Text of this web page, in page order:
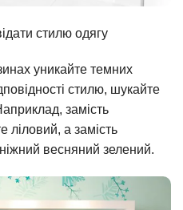
стилю одягу
уникайте темних
стилю, шукайте
замість
ліловий, а замість
весняний зелений.